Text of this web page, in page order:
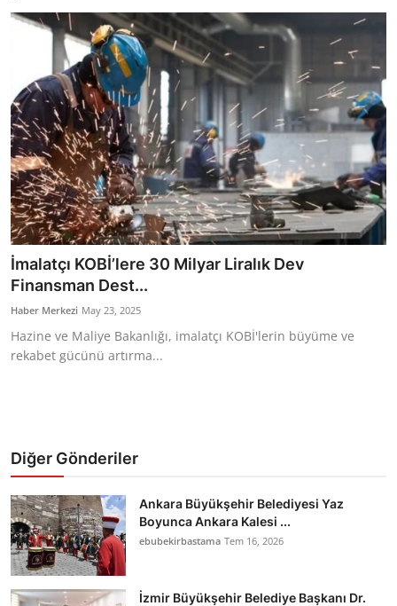
Bakanlıklar
Siyasi Partiler
Mülki İdare
Toplum ve Yaşam
Sivil Toplum Kuruluşları
Kamu Kurumları ve Üst Kurullar
Resmi Reklamlar
İmalatçı KOBİ’lere 30 Milyar Liralık Dev
Finansman Dest...
Haber Merkezi May 23, 2025
Hazine ve Maliye Bakanlığı, imalatçı KOBİ'lerin büyüme ve
rekabet gücünü artırma...
Diğer Gönderiler
Ankara Büyükşehir Belediyesi Yaz
Boyunca Ankara Kalesi ...
ebubekirbastama Tem 16, 2026
İzmir Büyükşehir Belediye Başkanı Dr.